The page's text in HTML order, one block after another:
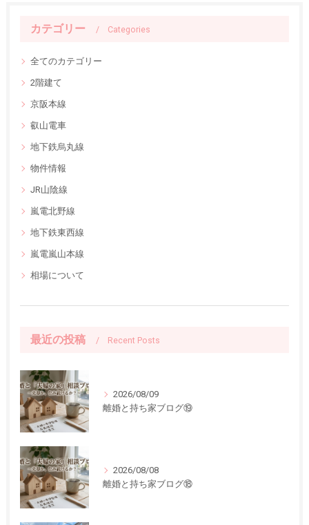
カテゴリー Categories
全てのカテゴリー
2階建て
京阪本線
叡山電車
地下鉄烏丸線
物件情報
JR山陰線
嵐電北野線
地下鉄東西線
嵐電嵐山本線
相場について
最近の投稿 Recent Posts
2026/08/09
離婚と持ち家ブログ⑲
2026/08/08
離婚と持ち家ブログ⑱